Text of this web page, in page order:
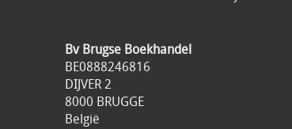
Bv Brugse Boekhandel
BE0888246816
DIJVER 2
8000 BRUGGE
België